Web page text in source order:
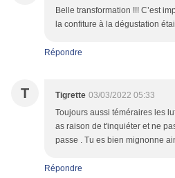
Belle transformation !!! C’est
la confiture à la dégustation
Répondre
T Tigrette 03/03/2022 05:33
Toujours aussi téméraires les
as raison de t'inquiéter et ne
passe . Tu es bien mignonne
Répondre